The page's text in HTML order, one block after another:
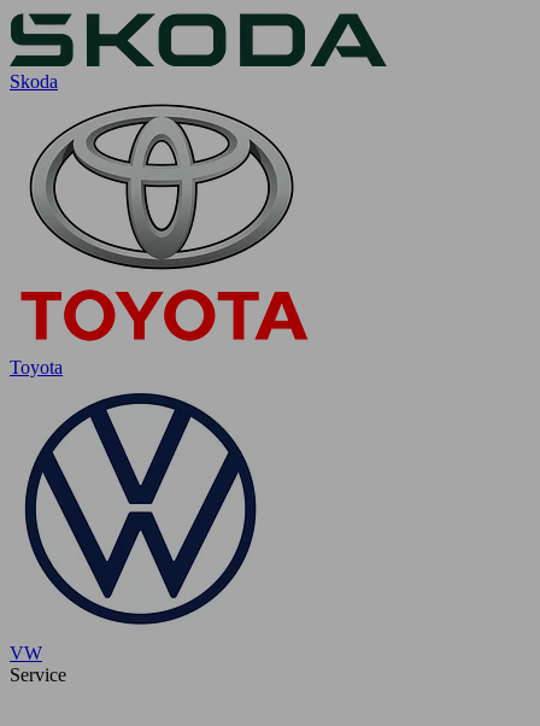
Skoda
Toyota
VW
Service